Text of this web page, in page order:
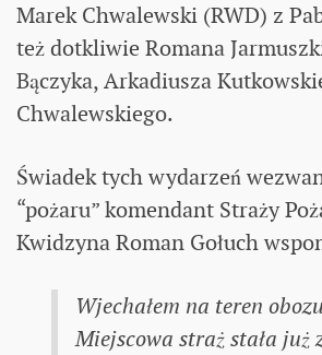
Marek Chwalewski (RWD) z
też dotkliwie Romana
Bączyka, Arkadiusza
Chwalewskiego.
Świadek tych wydarzeń
“pożaru” komendant Straży
Kwidzyna Roman Gołuch
Wjechałem na teren
Miejscowa straż stała już